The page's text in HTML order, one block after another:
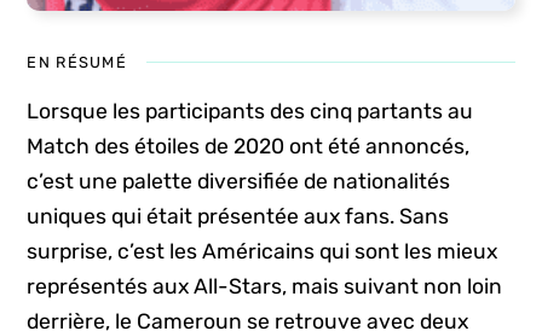
EN RÉSUMÉ
Lorsque les participants des cinq partants au
Match des étoiles de 2020 ont été annoncés,
c’est une palette diversifiée de nationalités
uniques qui était présentée aux fans. Sans
surprise, c’est les Américains qui sont les mieux
représentés aux All-Stars, mais suivant non loin
derrière, le Cameroun se retrouve avec deux